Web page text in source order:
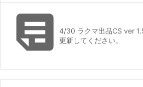
4/30 ラクマ出品CS ver
更新してください。